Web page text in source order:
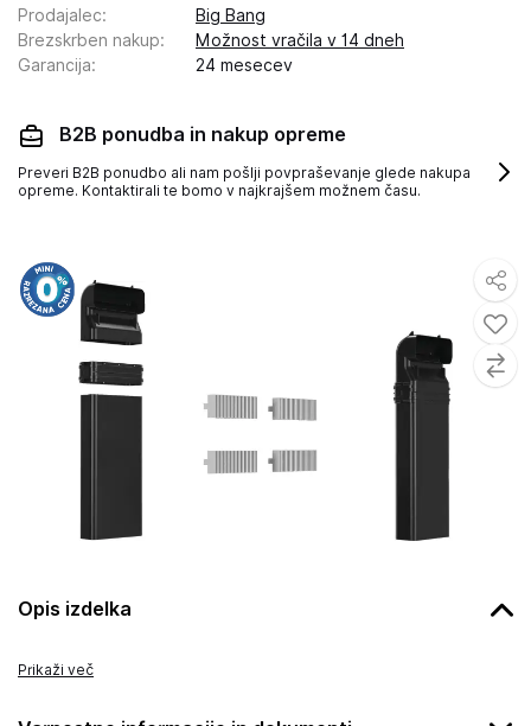
Opis izdelka
Prikaži več
Prodajalec:
Big Bang
Brezskrben nakup:
Možnost vračila v 14 dneh
Garancija: 24 mesecev
B2B ponudba in nakup opreme
Preveri B2B ponudbo ali nam pošlji povpraševanje glede nakupa
opreme. Kontaktirali te bomo v najkrajšem možnem času.